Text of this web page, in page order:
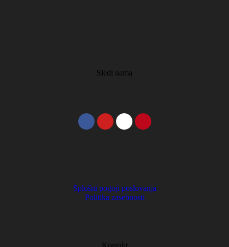
Sledi nama
Splošni pogoji poslovanja
Politika zasebnosti